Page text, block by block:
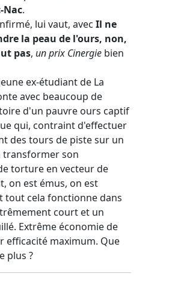
Nac.
lui vaut, avec Il ne
la peau de l'ours, non,
pas, un prix Cinergie bien
ex-étudiant de La
avec beaucoup de
d'un pauvre ours captif
qui, contraint d'effectuer
des tours de piste sur un
transformer son
torture en vecteur de
on est émus, on est
tout cela fonctionne dans
court et un
Extrême économie de
efficacité maximum. Que
plus ?